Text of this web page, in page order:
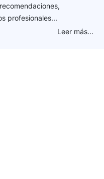
profesionales...
Leer más...